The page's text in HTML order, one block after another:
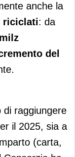
anche la
riciclati: da
del
di raggiungere
il 2025, sia a
(carta,